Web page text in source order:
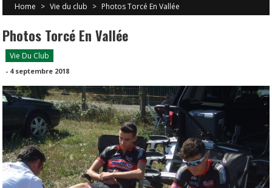
Home > Vie du club > Photos Torcé En Vallée
Photos Torcé En Vallée
Vie Du Club
- 4 septembre 2018